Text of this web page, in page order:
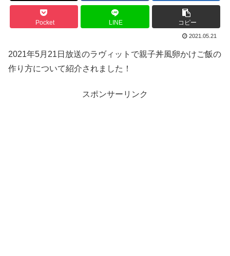
Pocket LINE コピー
2021.05.21
2021年5月21日放送のラヴィットで親子丼風卵かけご飯の
作り方について紹介されました！
スポンサーリンク